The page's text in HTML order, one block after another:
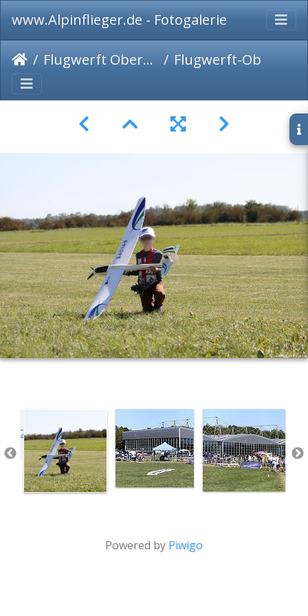
www.Alpinflieger.de - Fotogalerie
Flugwerft Oberschleißheim 2019 Flugwerft-Oberschleißheim2019-118
Powered by Piwigo